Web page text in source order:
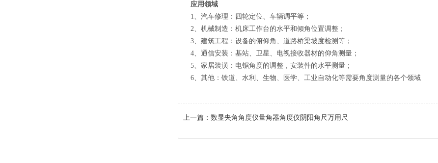
应用领域
1、汽车修理：四轮定位、车辆调平等；
2、机械制造：机床工作台的水平和倾角位置调整；
3、建筑工程：设备的俯仰角、道路桥梁坡度检测等；
4、通信安装：基站、卫星、电视接收器材的仰角测量；
5、家居装潢：电锯角度的调整，安装件的水平测量；
6、其他：铁道、水利、生物、医学、工业自动化等需要角度测量的各个领域
上一篇： 数显夹角角度仪量角器角度仪阴阳角尺万用尺